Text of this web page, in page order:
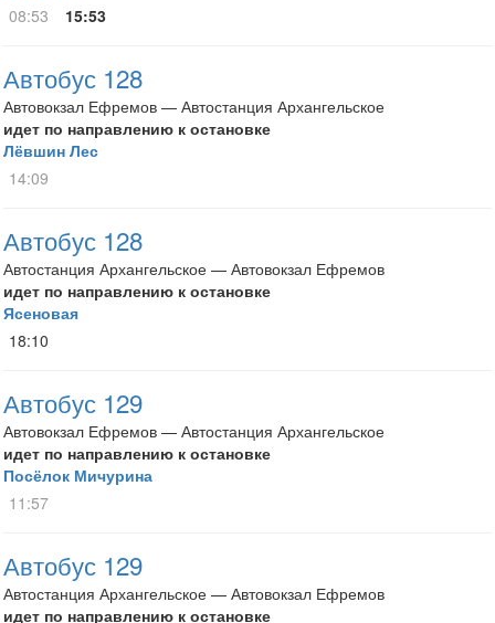
08:53
15:53
Автобус 128
Автовокзал Ефремов — Автостанция Архангельское
идет по направлению к остановке
Лёвшин Лес
14:09
Автобус 128
Автостанция Архангельское — Автовокзал Ефремов
идет по направлению к остановке
Ясеновая
18:10
Автобус 129
Автовокзал Ефремов — Автостанция Архангельское
идет по направлению к остановке
Посёлок Мичурина
11:57
Автобус 129
Автостанция Архангельское — Автовокзал Ефремов
идет по направлению к остановке